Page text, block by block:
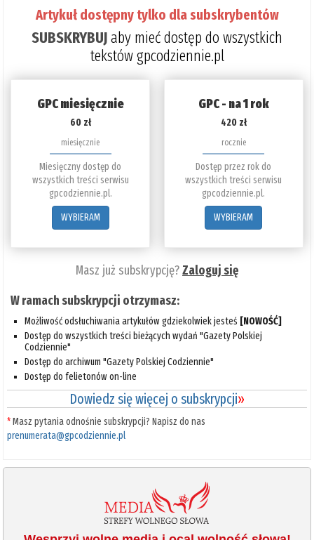
Artykuł dostępny tylko dla subskrybentów
SUBSKRYBUJaby mieć dostęp do wszystkich
tekstów gpcodziennie.pl
GPC miesięcznie
60 zł
miesięcznie
Miesięczny dostęp do
wszystkich treści serwisu
gpcodziennie.pl.
WYBIERAM
GPC - na 1 rok
420 zł
rocznie
Dostęp przez rok do
wszystkich treści serwisu
gpcodziennie.pl.
WYBIERAM
Masz już subskrypcję?Zaloguj się
W ramach subskrypcji otrzymasz:
Możliwość odsłuchiwania artykułów gdziekolwiek jesteś [NOWOŚĆ]
Dostęp do wszystkich treści bieżących wydań "Gazety Polskiej
Codziennie"
Dostęp do archiwum "Gazety Polskiej Codziennie"
Dostęp do felietonów on-line
Dowiedz się więcej o subskrypcji»
*Masz pytania odnośnie subskrypcji? Napisz do nas
prenumerata@gpcodziennie.pl